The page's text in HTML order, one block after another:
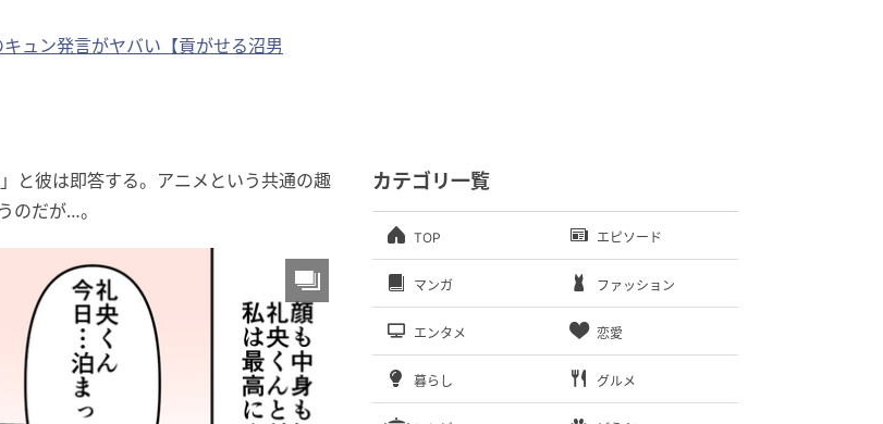
ュン発言がヤバい【貢がせる沼男
と彼は即答する。アニメという共通の趣
のだが…。
カテゴリ一覧
TOP エピソード
マンガ ファッション
エンタメ 恋愛
暮らし グルメ